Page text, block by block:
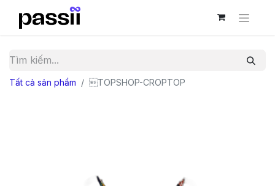
Tất cả sản phẩm TOPSHOP-CROPTOP